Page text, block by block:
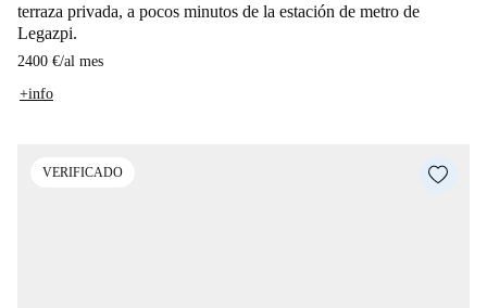
terraza privada, a pocos minutos de la estación de metro de
Legazpi.
2400 €/al mes
+info
VERIFICADO